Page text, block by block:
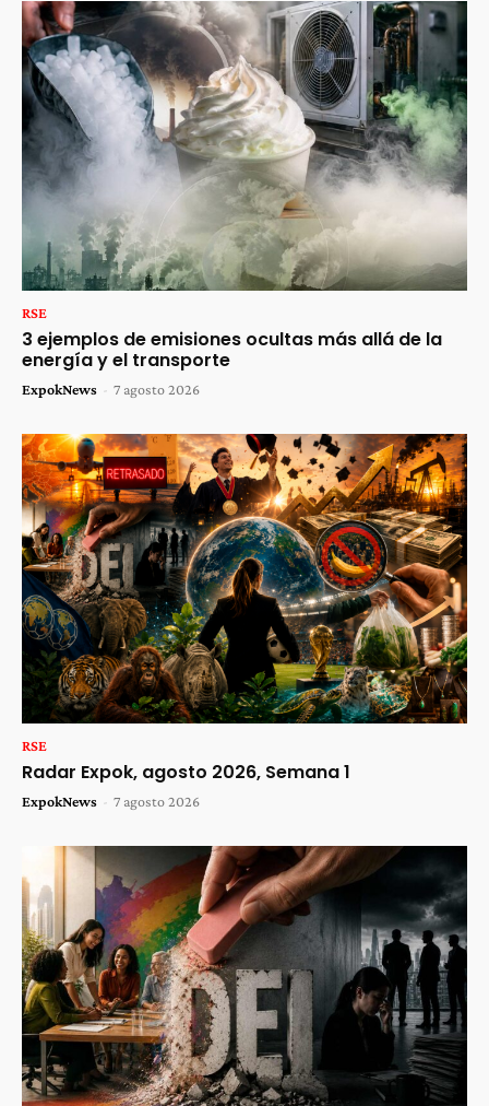
RSE
3 ejemplos de emisiones ocultas más allá de la
energía y el transporte
ExpokNews - 7 agosto 2026
RSE
Radar Expok, agosto 2026, Semana 1
ExpokNews - 7 agosto 2026